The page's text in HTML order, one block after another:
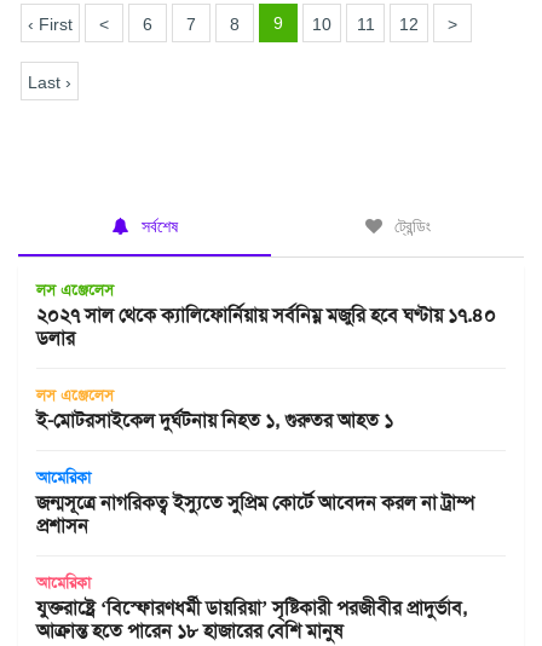
‹ First < 6 7 8 9 10 11 12 >
Last ›
সর্বশেষ ট্রেন্ডিং
লস এঞ্জেলেস
২০২৭ সাল থেকে ক্যালিফোর্নিয়ায় সর্বনিম্ন মজুরি হবে ঘণ্টায় ১৭.৪০
ডলার
লস এঞ্জেলেস
ই-মোটরসাইকেল দুর্ঘটনায় নিহত ১, গুরুতর আহত ১
আমেরিকা
জন্মসূত্রে নাগরিকত্ব ইস্যুতে সুপ্রিম কোর্টে আবেদন করল না ট্রাম্প
প্রশাসন
আমেরিকা
যুক্তরাষ্ট্রে ‘বিস্ফোরণধর্মী ডায়রিয়া’ সৃষ্টিকারী পরজীবীর প্রাদুর্ভাব,
আক্রান্ত হতে পারেন ১৮ হাজারের বেশি মানুষ